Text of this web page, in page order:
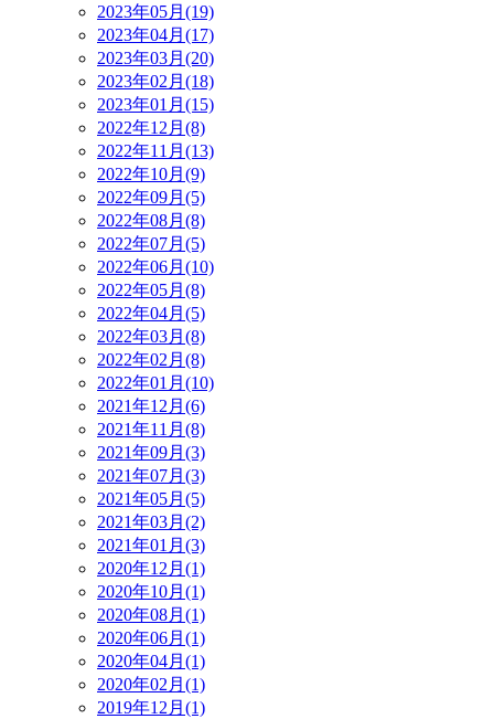
2023年05月(19)
2023年04月(17)
2023年03月(20)
2023年02月(18)
2023年01月(15)
2022年12月(8)
2022年11月(13)
2022年10月(9)
2022年09月(5)
2022年08月(8)
2022年07月(5)
2022年06月(10)
2022年05月(8)
2022年04月(5)
2022年03月(8)
2022年02月(8)
2022年01月(10)
2021年12月(6)
2021年11月(8)
2021年09月(3)
2021年07月(3)
2021年05月(5)
2021年03月(2)
2021年01月(3)
2020年12月(1)
2020年10月(1)
2020年08月(1)
2020年06月(1)
2020年04月(1)
2020年02月(1)
2019年12月(1)